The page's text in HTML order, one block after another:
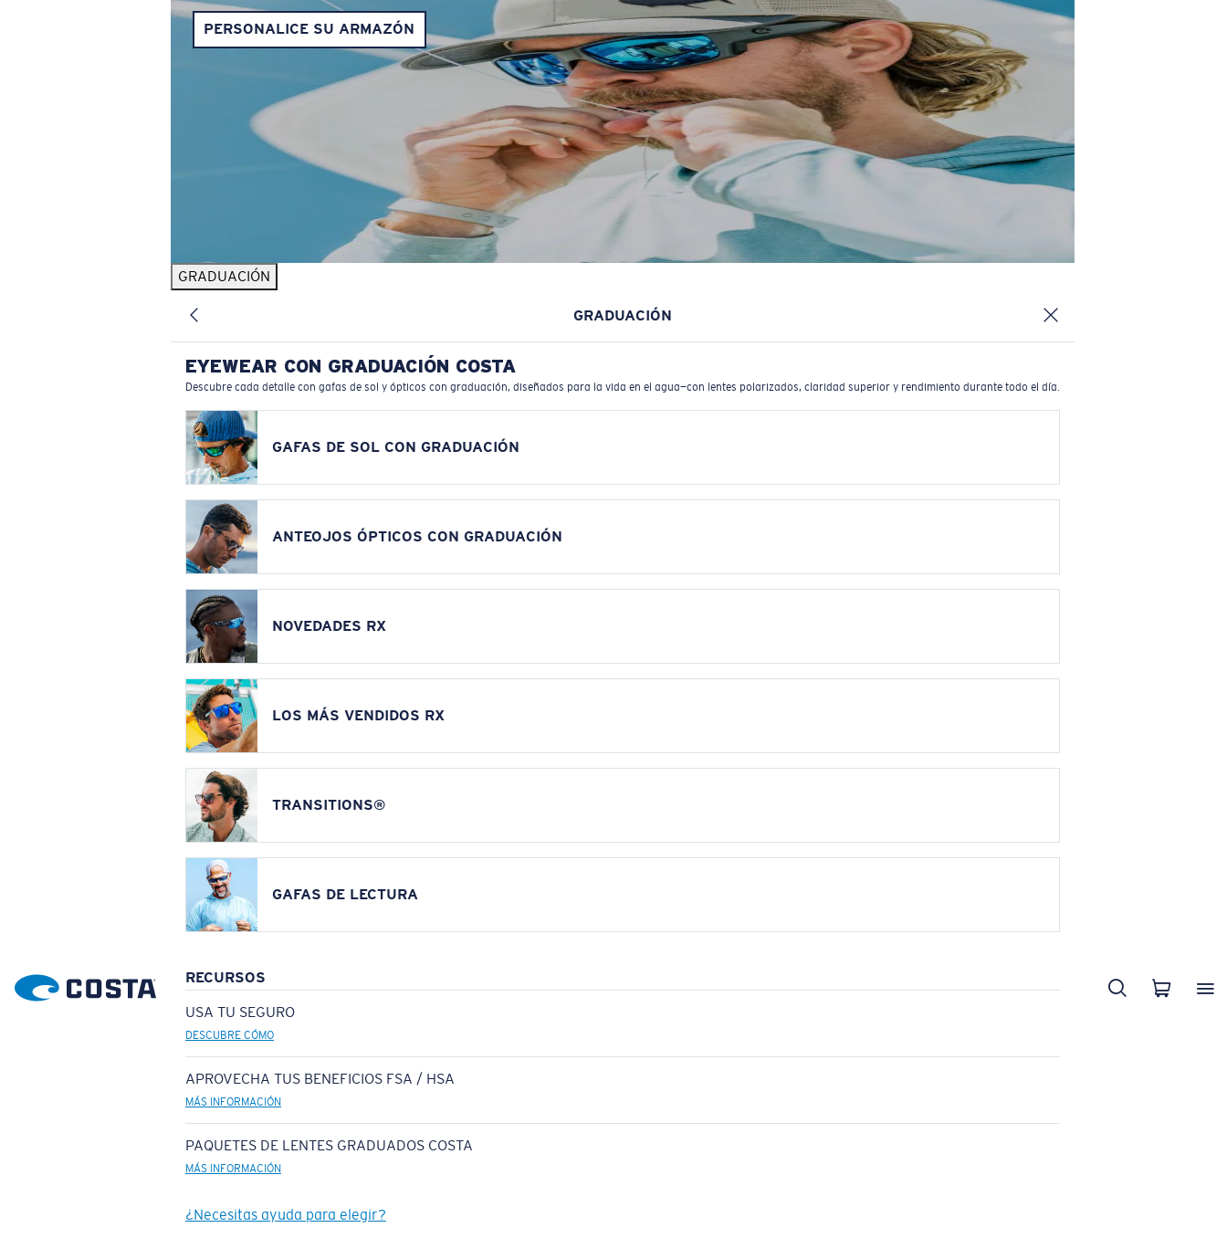
PERSONALICE SU ARMAZÓN
GRADUACIÓN
GRADUACIÓN
EYEWEAR CON GRADUACIÓN COSTA
Descubre cada detalle con gafas de sol y ópticos con graduación, diseñados para la vida en el agua—con lentes polarizados, claridad superior y rendimiento durante todo el día.
GAFAS DE SOL CON GRADUACIÓN
ANTEOJOS ÓPTICOS CON GRADUACIÓN
NOVEDADES RX
LOS MÁS VENDIDOS RX
TRANSITIONS®
GAFAS DE LECTURA
RECURSOS
USA TU SEGURO
DESCUBRE CÓMO
APROVECHA TUS BENEFICIOS FSA / HSA
MÁS INFORMACIÓN
PAQUETES DE LENTES GRADUADOS COSTA
MÁS INFORMACIÓN
¿Necesitas ayuda para elegir?